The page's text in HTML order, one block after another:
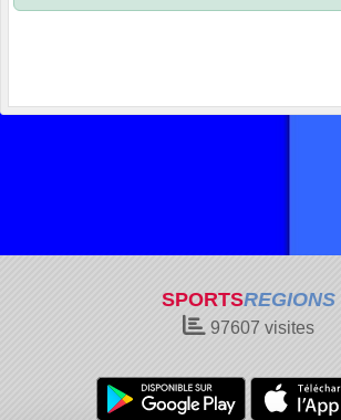
SPORTSREGIONS
97607 visites